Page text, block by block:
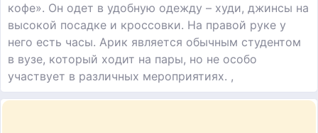
кофе». Он одет в удобную одежду – худи, джинсы на
высокой посадке и кроссовки. На правой руке у
него есть часы. Арик является обычным студентом
в вузе, который ходит на пары, но не особо
участвует в различных мероприятиях. ,